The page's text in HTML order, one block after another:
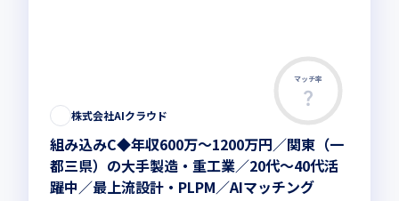
マッチ率
株式会社AIクラウド
組み込みC◆年収600万～1200万円／関東（一
都三県）の大手製造・重工業／20代～40代活
躍中／最上流設計・PLPM／AIマッチング